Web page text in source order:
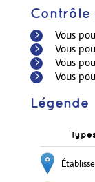
Contrôle
Vous
Vous
Vous
Vous
Légende